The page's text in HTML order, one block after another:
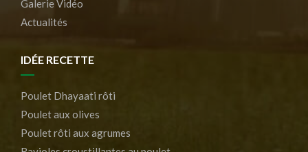
Galerie Vidéo
Actualités
IDÉE RECETTE
Poulet Dhayaati rôti
Poulet aux olives
Poulet rôti aux agrumes